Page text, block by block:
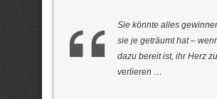
Sie könnte alles
sie je geträumt hat –
dazu bereit ist, ihr Herz zu
verlieren …